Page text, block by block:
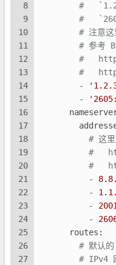
8
9
10
11
12
13
14
15
16
17
18
19
20
21
22
23
24
25
26
27
#
#
# 注意
# 参考
#
#
-
-
# 这
#
#
-
8.8
-
1.1
-
2001
-
routes:
# 默认
# IPv4